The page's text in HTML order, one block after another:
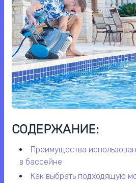
СОДЕРЖАНИЕ:
преимущества использования робота-пылесоса
в бассейне
как выбрать подходящую модель робота-